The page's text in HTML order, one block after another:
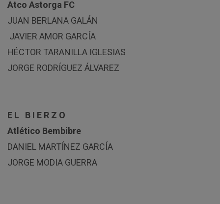
Atco Astorga FC
JUAN BERLANA GALÁN
JAVIER AMOR GARCÍA
HÉCTOR TARANILLA IGLESIAS
JORGE RODRÍGUEZ ÁLVAREZ
E L B I E R Z O
Atlético Bembibre
DANIEL MARTÍNEZ GARCÍA
JORGE MODIA GUERRA